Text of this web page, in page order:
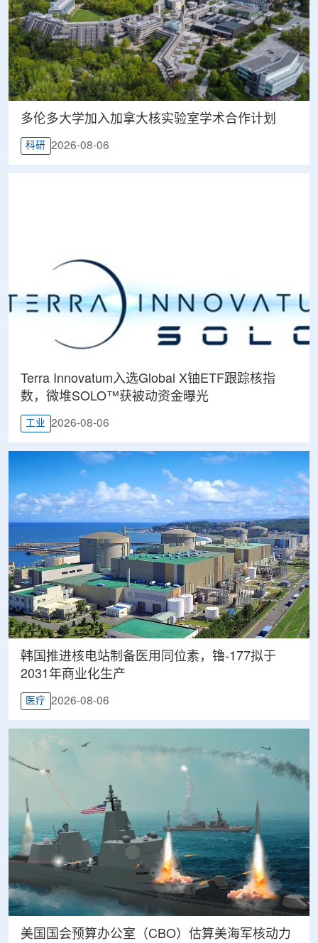
多伦多大学加入加拿大核实验室学术合作计划
科研 2026-08-06
Terra Innovatum入选Global X铀ETF跟踪核指
数，微堆SOLO™获被动资金曝光
工业 2026-08-06
韩国推进核电站制备医用同位素，镥-177拟于
2031年商业化生产
医疗 2026-08-06
美国国会预算办公室（CBO）估算美海军核动力